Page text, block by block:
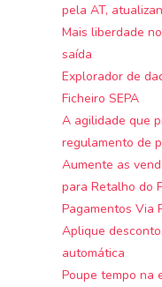
pela AT,
Mais liberdade
saída
Explorador de
Ficheiro SEPA
A agilidade que
regulamento de
Aumente as
para Retalho do
Pagamentos Via
Aplique
automática
Poupe tempo na